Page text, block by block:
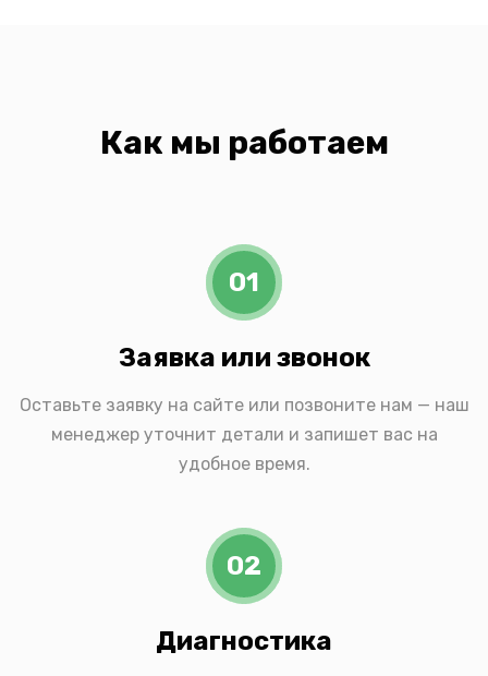
Как мы работаем
01
Заявка или звонок
Оставьте заявку на сайте или позвоните нам — наш
менеджер уточнит детали и запишет вас на
удобное время.
02
Диагностика